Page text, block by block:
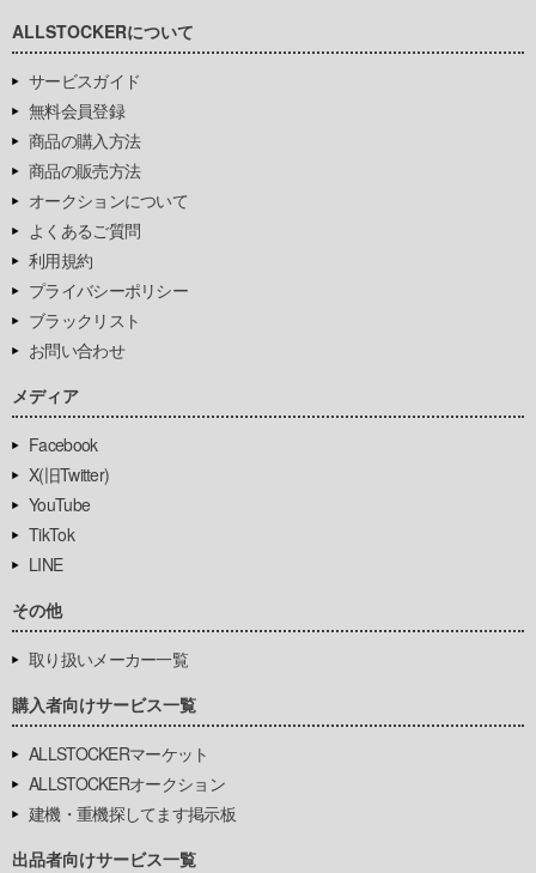
ALLSTOCKERについて
サービスガイド
無料会員登録
商品の購入方法
商品の販売方法
オークションについて
よくあるご質問
利用規約
プライバシーポリシー
ブラックリスト
お問い合わせ
メディア
Facebook
X(旧Twitter)
YouTube
TikTok
LINE
その他
取り扱いメーカー一覧
購入者向けサービス一覧
ALLSTOCKERマーケット
ALLSTOCKERオークション
建機・重機探してます掲示板
出品者向けサービス一覧